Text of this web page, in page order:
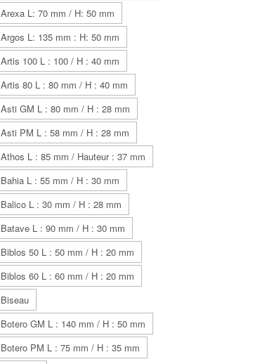
Arexa L: 70 mm / H: 50 mm
Argos L: 135 mm : H: 50 mm
Artis 100 L : 100 / H : 40 mm
Artis 80 L : 80 mm / H : 40 mm
Asti GM L : 80 mm / H : 28 mm
Asti PM L : 58 mm / H : 28 mm
Athos L : 85 mm / Hauteur : 37 mm
Bahia L : 55 mm / H : 30 mm
Balico L : 30 mm / H : 28 mm
Batave L : 90 mm / H : 30 mm
Biblos 50 L : 50 mm / H : 20 mm
Biblos 60 L : 60 mm / H : 20 mm
Biseau
Botero GM L : 140 mm / H : 50 mm
Botero PM L : 75 mm / H : 35 mm